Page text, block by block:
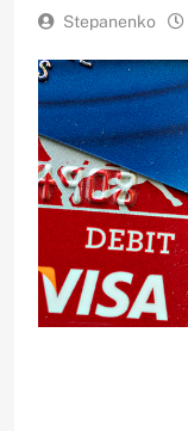
Stepanenko